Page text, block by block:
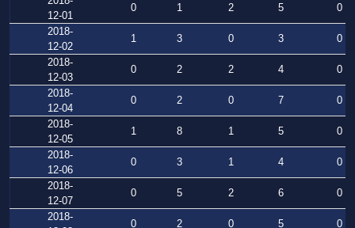
12-01
0 1 2 5
0
2018-
12-02
1 3 0 3
0
2018-
12-03
0 2 2 4
0
2018-
12-04
0 2 0 7
0
2018-
12-05
1 8 1 5
0
2018-
12-06
0 3 1 4
0
2018-
12-07
0 5 2 6
0
2018-
0 2 0 5
0